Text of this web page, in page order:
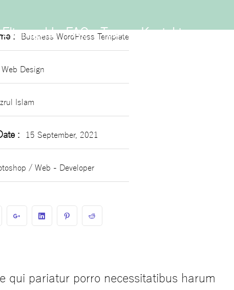
Elterngeld FAQ Team Kontakt
: Business WordPress Template
Web Design
Islam
: 15 September, 2021
/ Web - Developer
qui pariatur porro necessitatibus harum